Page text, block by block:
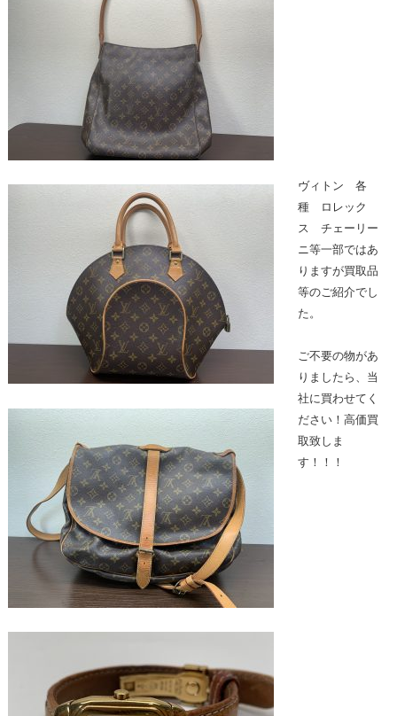
ヴィトン 各
種 ロレック
ス チェーリー
ニ等一部ではあ
りますが買取品
等のご紹介でし
た。
ご不要の物があ
りましたら、当
社に買わせてく
ださい！高価買
取致しま
す！！！